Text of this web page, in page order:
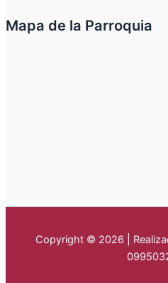
Mapa de la Parroquia
Copyright © 2026 |